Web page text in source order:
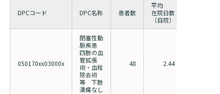
DPCコード DPC名称 患者数
平均
在院日数
（自院）
050170xx03000x
閉塞性動
脈疾患
四肢の血
管拡張
術・血栓
除去術
等 下肢
潰瘍なし
48 2.44